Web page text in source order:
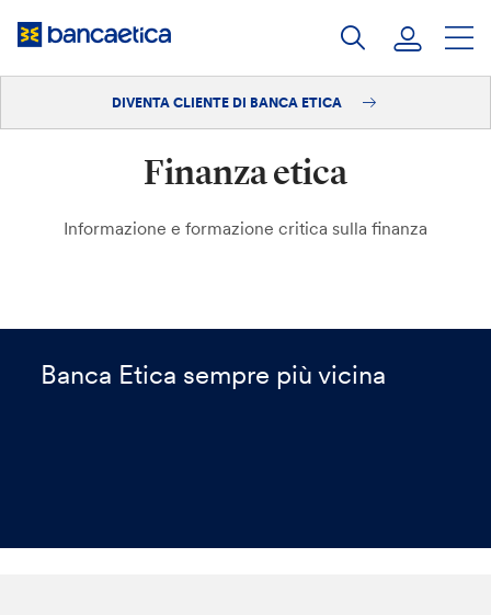
DIVENTA CLIENTE DI BANCA ETICA
Finanza etica
Informazione e formazione critica sulla finanza
Banca Etica sempre più vicina